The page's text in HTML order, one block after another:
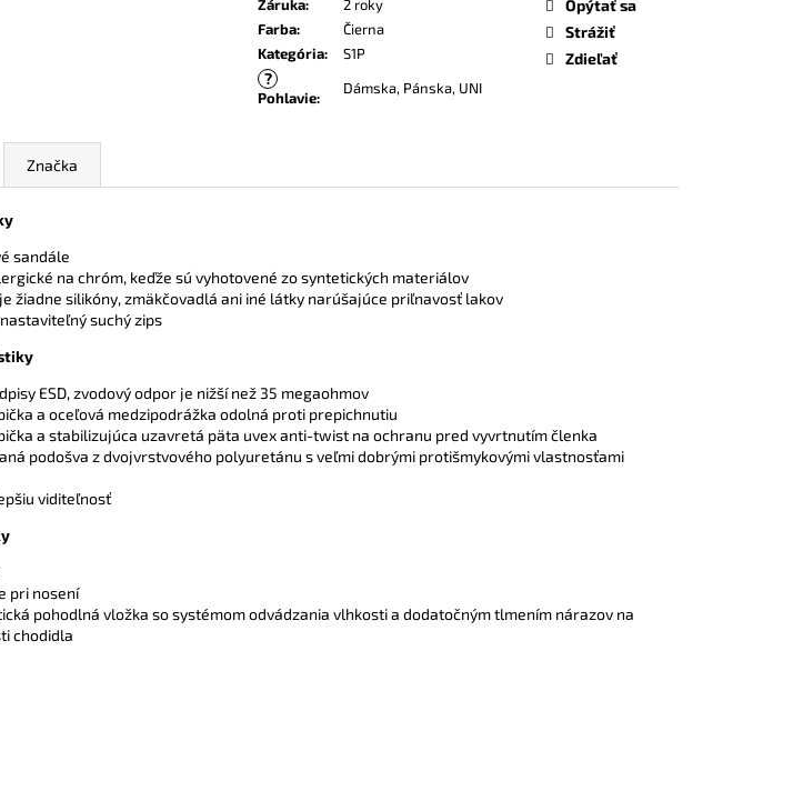
Záruka:
2 roky
Farba:
Čierna
Kategória: S1P
?
Pohlavie:
Dámska, Pánska, UNI
Opýtať sa
Strážiť
Zdieľať
Značka
sandále
na chróm, keďže sú vyhotovené zo syntetických materiálov
žiadne silikóny, zmäkčovadlá ani iné látky narúšajúce priľnavosť lakov
suchý zips
ESD, zvodový odpor je nižší než 35 megaohmov
a oceľová medzipodrážka odolná proti prepichnutiu
a stabilizujúca uzavretá päta uvex anti-twist na ochranu pred vyvrtnutím členka
podošva z dvojvrstvového polyuretánu s veľmi dobrými protišmykovými vlastnosťami
viditeľnosť
pri nosení
pohodlná vložka so systémom odvádzania vlhkosti a dodatočným tlmením nárazov na
chodidla